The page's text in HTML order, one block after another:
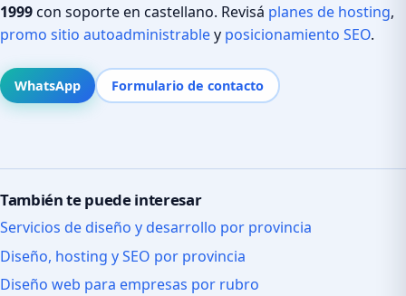
1999con soporte en castellano. Revisá planes de hosting,
promo sitio autoadministrabley posicionamiento SEO.
WhatsApp Formulario de contacto
También te puede interesar
Servicios de diseño y desarrollo por provincia
Diseño, hosting y SEO por provincia
Diseño web para empresas por rubro